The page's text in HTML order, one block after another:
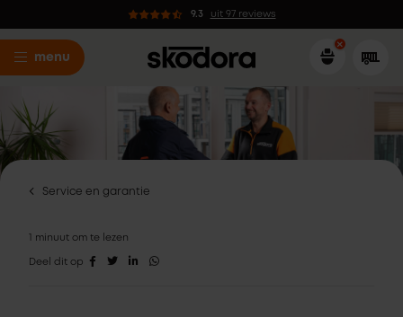
9.3 uit 97 reviews
menu
Service en garantie
1 minuut om te lezen
Deel dit op